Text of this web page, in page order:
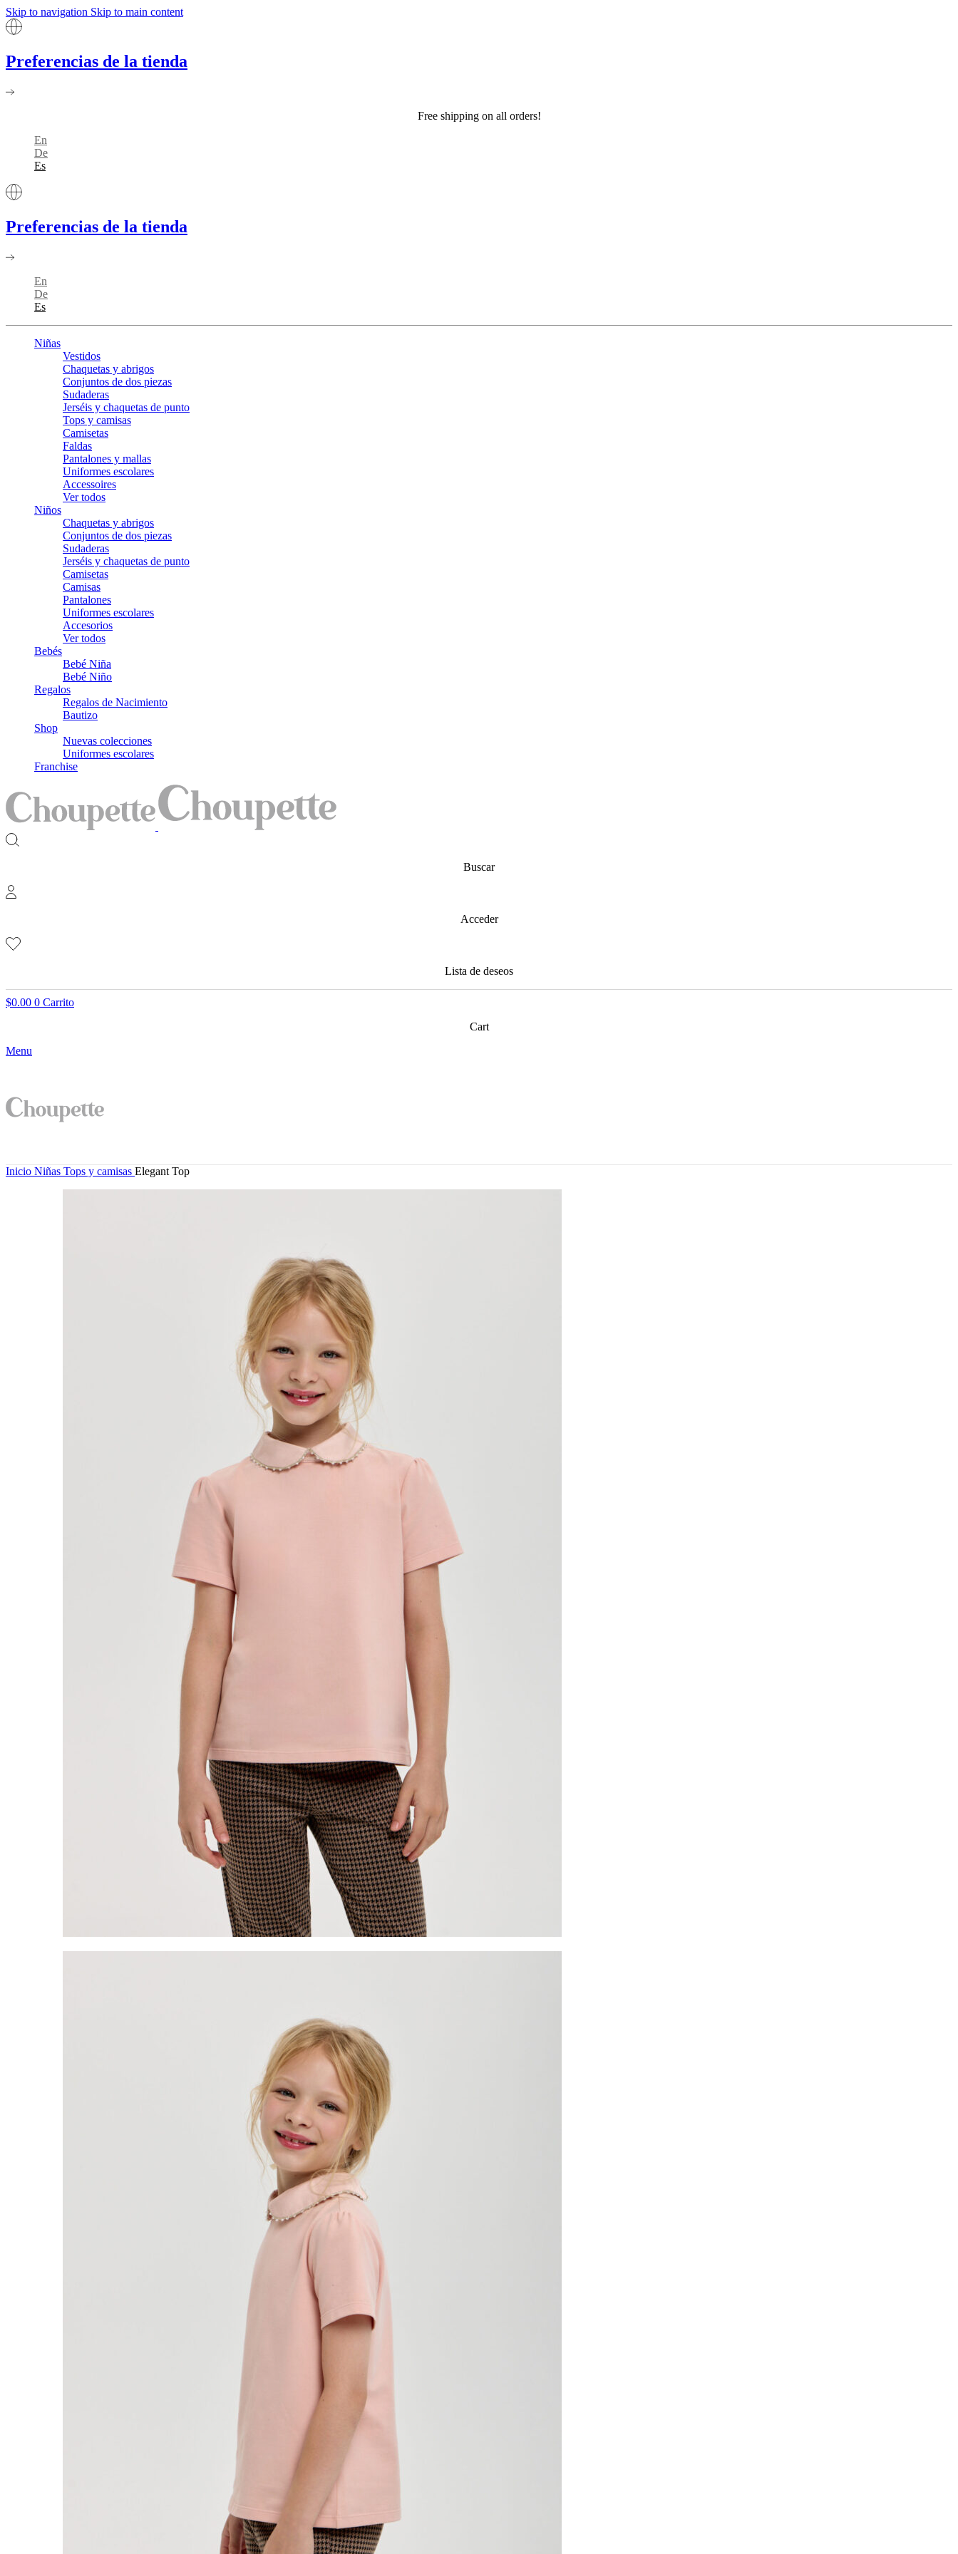
Skip to navigation Skip to main content
Preferencias de la tienda
Free shipping on all orders!
En
De
Es
Preferencias de la tienda
En
De
Es
Niñas
Vestidos
Chaquetas y abrigos
Conjuntos de dos piezas
Sudaderas
Jerséis y chaquetas de punto
Tops y camisas
Camisetas
Faldas
Pantalones y mallas
Uniformes escolares
Accessoires
Ver todos
Niños
Chaquetas y abrigos
Conjuntos de dos piezas
Sudaderas
Jerséis y chaquetas de punto
Camisetas
Camisas
Pantalones
Uniformes escolares
Accesorios
Ver todos
Bebés
Bebé Niña
Bebé Niño
Regalos
Regalos de Nacimiento
Bautizo
Shop
Nuevas colecciones
Uniformes escolares
Franchise
Buscar
Acceder
Lista de deseos
$0.00 0 Carrito
Cart
Menu
Inicio Niñas Tops y camisas Elegant Top